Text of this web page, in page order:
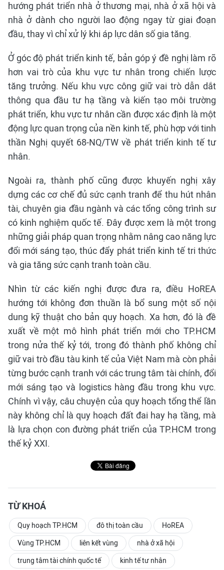
hướng phát triển nhà ở thương mại, nhà ở xã hội và
nhà ở dành cho người lao động ngay từ giai đoạn
đầu, thay vì chỉ xử lý khi áp lực dân số gia tăng.
Ở góc độ phát triển kinh tế, bản góp ý đề nghị làm rõ
hơn vai trò của khu vực tư nhân trong chiến lược
tăng trưởng. Nếu khu vực công giữ vai trò dẫn dắt
thông qua đầu tư hạ tầng và kiến tạo môi trường
phát triển, khu vực tư nhân cần được xác định là một
động lực quan trọng của nền kinh tế, phù hợp với tinh
thần Nghị quyết 68-NQ/TW về phát triển kinh tế tư
nhân.
Ngoài ra, thành phố cũng được khuyến nghị xây
dựng các cơ chế đủ sức cạnh tranh để thu hút nhân
tài, chuyên gia đầu ngành và các tổng công trình sư
có kinh nghiệm quốc tế. Đây được xem là một trong
những giải pháp quan trọng nhằm nâng cao năng lực
đổi mới sáng tạo, thúc đẩy phát triển kinh tế tri thức
và gia tăng sức cạnh tranh toàn cầu.
Nhìn từ các kiến nghị được đưa ra, điều HoREA
hướng tới không đơn thuần là bổ sung một số nội
dung kỹ thuật cho bản quy hoạch. Xa hơn, đó là đề
xuất về một mô hình phát triển mới cho TP.HCM
trong nửa thế kỷ tới, trong đó thành phố không chỉ
giữ vai trò đầu tàu kinh tế của Việt Nam mà còn phải
từng bước cạnh tranh với các trung tâm tài chính, đổi
mới sáng tạo và logistics hàng đầu trong khu vực.
Chính vì vậy, câu chuyện của quy hoạch tổng thể lần
này không chỉ là quy hoạch đất đai hay hạ tầng, mà
là lựa chọn con đường phát triển của TP.HCM trong
thế kỷ XXI.
TỪ KHOÁ
Quy hoạch TP.HCM đô thị toàn cầu HoREA
Vùng TP.HCM liên kết vùng nhà ở xã hội
trung tâm tài chính quốc tế kinh tế tư nhân